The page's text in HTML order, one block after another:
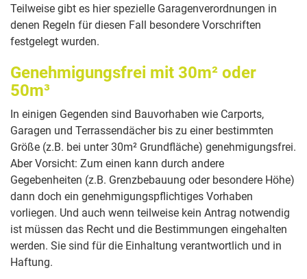
Teilweise gibt es hier spezielle Garagenverordnungen in
denen Regeln für diesen Fall besondere Vorschriften
festgelegt wurden.
Genehmigungsfrei mit 30m² oder
50m³
In einigen Gegenden sind Bauvorhaben wie Carports,
Garagen und Terrassendächer bis zu einer bestimmten
Größe (z.B. bei unter 30m² Grundfläche) genehmigungsfrei.
Aber Vorsicht: Zum einen kann durch andere
Gegebenheiten (z.B. Grenzbebauung oder besondere Höhe)
dann doch ein genehmigungspflichtiges Vorhaben
vorliegen. Und auch wenn teilweise kein Antrag notwendig
ist müssen das Recht und die Bestimmungen eingehalten
werden. Sie sind für die Einhaltung verantwortlich und in
Haftung.